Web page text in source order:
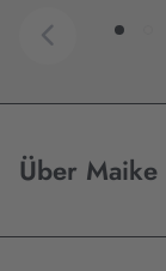
Über Maike